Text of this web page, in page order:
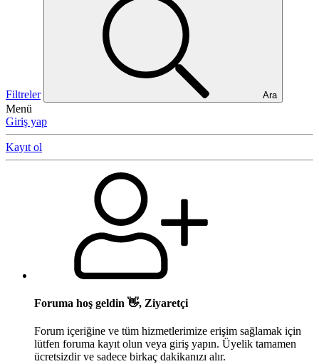
Filtreler Ara
Menü
Giriş yap
Kayıt ol
Foruma hoş geldin 👋, Ziyaretçi
Forum içeriğine ve tüm hizmetlerimize erişim sağlamak için
lütfen foruma kayıt olun veya giriş yapın. Üyelik tamamen
ücretsizdir ve sadece birkaç dakikanızı alır.